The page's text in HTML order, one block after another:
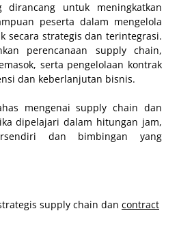
dirancang untuk meningkatkan
peserta dalam mengelola
secara strategis dan terintegrasi.
perencanaan supply chain,
serta pengelolaan kontrak
dan keberlanjutan bisnis.
mengenai supply chain dan
dipelajari dalam hitungan jam,
dan bimbingan yang
supply chain dan contract